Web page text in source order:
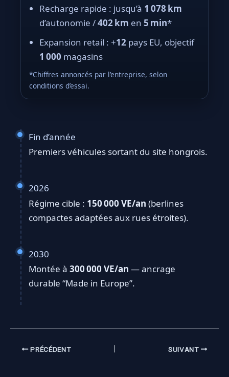
Recharge rapide : jusqu’à 1 078 km
d’autonomie /402 km en 5 min*
Expansion retail : +12 pays EU, objectif
1 000 magasins
*Chiffres annoncés par l’entreprise, selon
conditions d’essai.
Fin d’année
Premiers véhicules sortant du site hongrois.
2026
Régime cible : 150 000 VE/an (berlines
compactes adaptées aux rues étroites).
2030
Montée à 300 000 VE/an — ancrage
durable “Made in Europe”.
PRÉCÉDENT SUIVANT